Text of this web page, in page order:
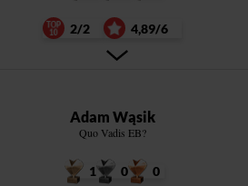
2/2 4,89/6
Adam Wąsik
Quo Vadis EB?
1 0 0